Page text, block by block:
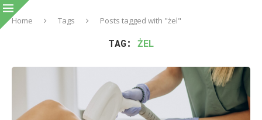
Home Tags Posts tagged with "żel"
TAG: ŻEL